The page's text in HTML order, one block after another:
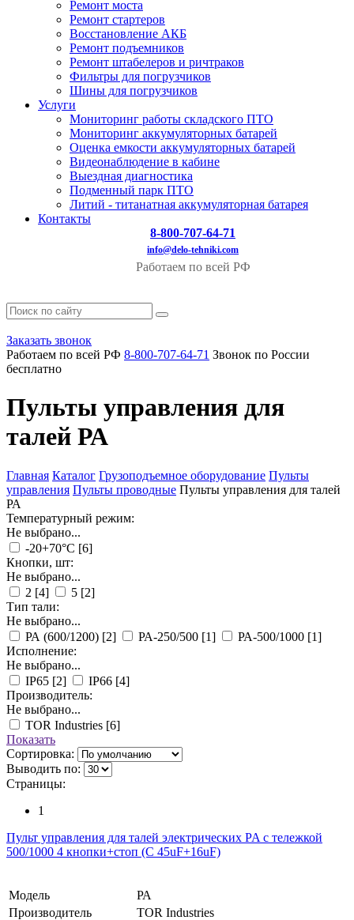
Ремонт моста
Ремонт стартеров
Восстановление АКБ
Ремонт подъемников
Ремонт штабелеров и ричтраков
Фильтры для погрузчиков
Шины для погрузчиков
Услуги
Мониторинг работы складского ПТО
Мониторинг аккумуляторных батарей
Оценка емкости аккумуляторных батарей
Видеонаблюдение в кабине
Выездная диагностика
Подменный парк ПТО
Литий - титанатная аккумуляторная батарея
Контакты
8-800-707-64-71
info@delo-tehniki.com
Работаем по всей РФ
Заказать звонок
Работаем по всей РФ 8-800-707-64-71 Звонок по России
бесплатно
Пульты управления для
талей РА
Главная Каталог Грузоподъемное оборудование Пульты
управления Пульты проводные Пульты управления для талей
РА
Температурный режим:
Не выбрано...
-20+70°С [6]
Кнопки, шт:
Не выбрано...
2 [4] 5 [2]
Тип тали:
Не выбрано...
РА (600/1200) [2] РА-250/500 [1] РА-500/1000 [1]
Исполнение:
Не выбрано...
IP65 [2] IP66 [4]
Производитель:
Не выбрано...
TOR Industries [6]
Показать
Сортировка:
Выводить по:
Страницы:
1
Пульт управления для талей электрических PA с тележкой
500/1000 4 кнопки+стоп (С 45uF+16uF)
Модель
РА
Производитель
TOR Industries